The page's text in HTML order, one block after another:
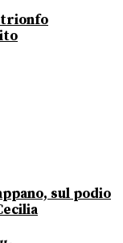
trionfo
sul podio